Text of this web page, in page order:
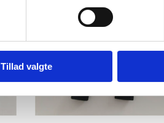
Tillad valgte